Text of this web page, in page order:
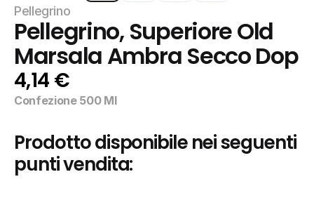
Pellegrino
Pellegrino, Superiore Old
Marsala Ambra Secco Dop
4,14 €
Confezione 500 Ml
Prodotto disponibile nei seguenti
punti vendita: